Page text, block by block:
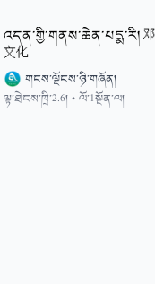
འདན་གྱི་གནས་ཆེན་པདྨ་རི།
文化
གངས་ལྗོངས་ཉི་གཞོན།
ལྟ་ཐེངས་ཁྲི་2.6། • ལོ་1སྔོན་ལ།